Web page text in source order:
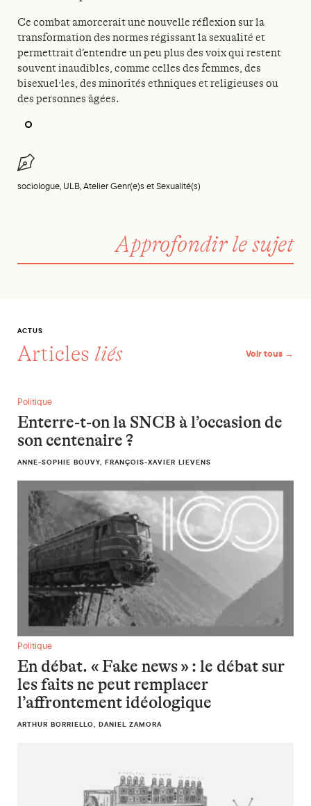
sociologue, ULB, Atelier Genr(e)s et Sexualité(s)
Ce combat amorcerait une nouvelle réflexion sur la
transformation des normes régissant la sexualité et
permettrait d’entendre un peu plus des voix qui restent
souvent inaudibles, comme celles des femmes, des
bisexuel·les, des minorités ethniques et religieuses ou
des personnes âgées.
Approfondir le sujet
ACTUS
Articles liés Voir tous →
Enterre-t-on la SNCB à l’occasion de son centenaire ?
Politique
Enterre-t-on la SNCB à l’occasion de
son centenaire ?
ANNE-SOPHIE BOUVY, FRANÇOIS-XAVIER LIEVENS
En débat. « Fake news » : le débat sur les faits ne peut
Politique
En débat. « Fake news » : le débat sur
les faits ne peut remplacer
l’affrontement idéologique
ARTHUR BORRIELLO, DANIEL ZAMORA